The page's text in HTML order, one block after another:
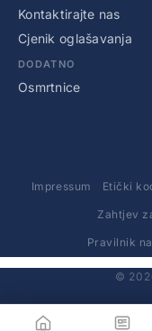
Kontaktirajte nas
Cjenik oglašavanja
DODATNO
Osmrtnice
Impressum Etički
Zahtjev
Pravilnik
©